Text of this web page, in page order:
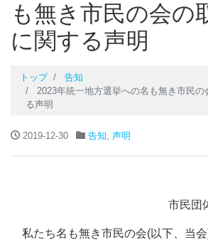
も無き市民の会の
に関する声明
トップ
告知
2023年統一地方選挙への名も無き市民
る声明
2019-12-30 告知, 声明
市民団
私たち名も無き市民の会(以下、当